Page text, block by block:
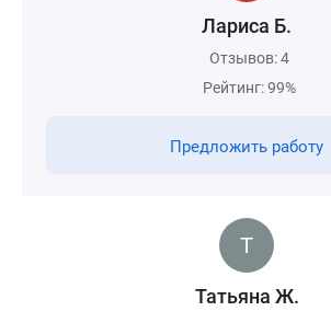
Лариса Б.
Отзывов: 4
Рейтинг: 99%
Предложить работу
Татьяна Ж.